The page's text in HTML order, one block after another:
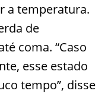
a temperatura.
de
coma. “Caso
esse estado
tempo”, disse